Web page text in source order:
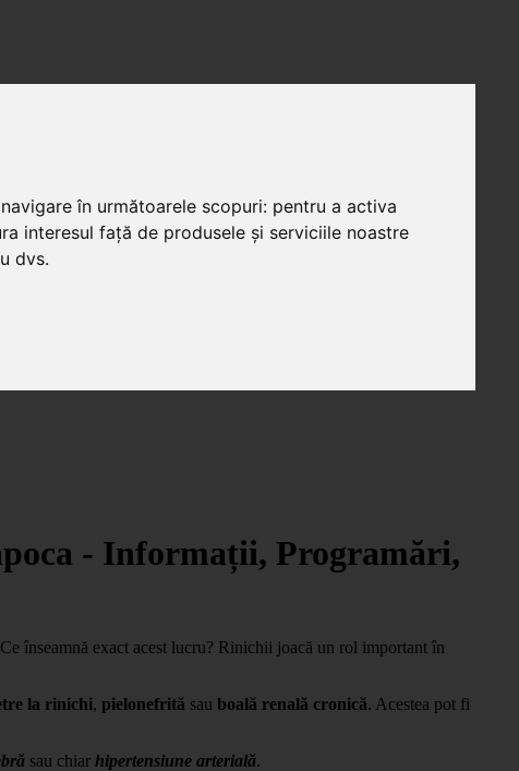
în următoarele scopuri: pentru a activa
interesul față de produsele și serviciile noastre
dvs.
- Informații, Programări,
înseamnă exact acest lucru? Rinichii joacă un rol important în
la rinichi, pielonefrită sau boală renală cronică. Acestea pot fi
sau chiar hipertensiune arterială.